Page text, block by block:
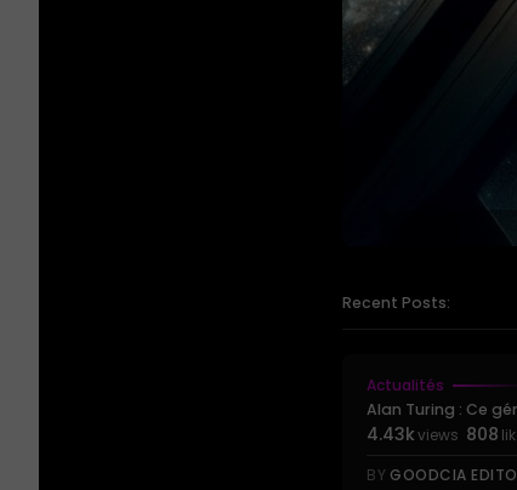
Recent Posts:
Actualités
Alan Turing : Ce
4.43kviews 808
BY GOODCIA